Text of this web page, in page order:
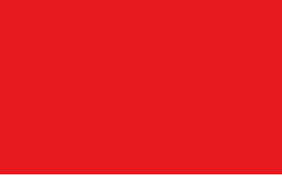
de pièce